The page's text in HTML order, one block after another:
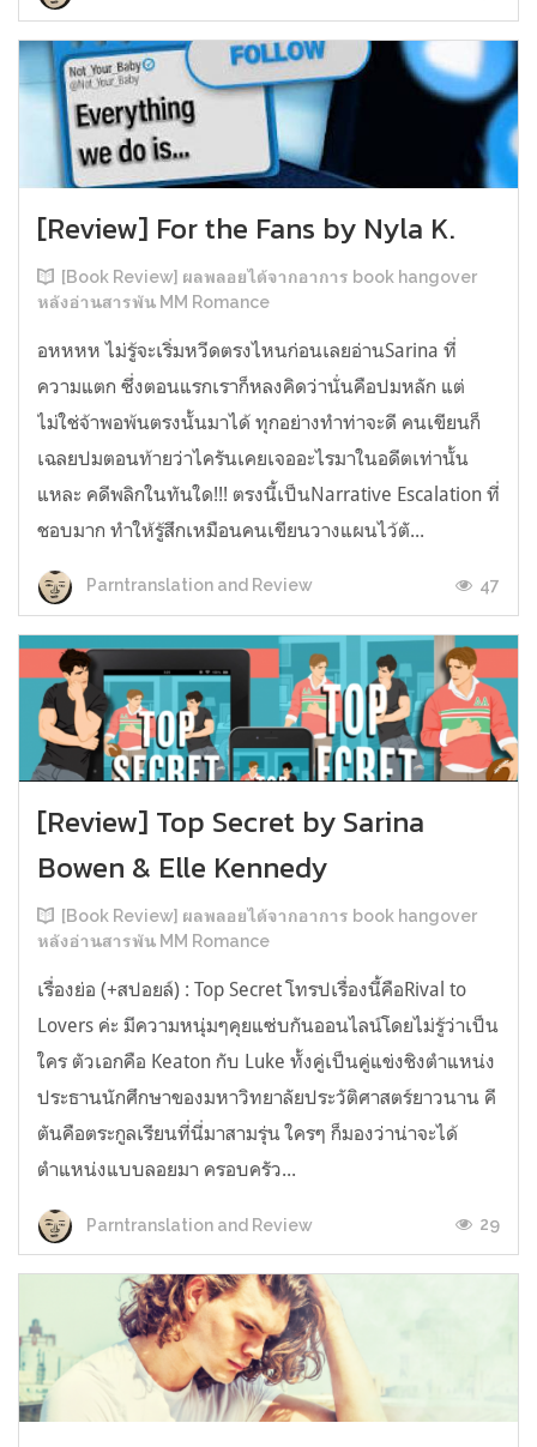
[Review] For the Fans by Nyla K.
[Book Review] ผลพลอยได้จากอาการ book hangover
หลังอ่านสารพัน MM Romance
อหหหห ไม่รู้จะเริ่มหวีดตรงไหนก่อนเลยอ่านSarina ที่
ความแตก ซึ่งตอนแรกเราก็หลงคิดว่านั่นคือปมหลัก แต่
ไม่ใช่จ้าพอพ้นตรงนั้นมาได้ ทุกอย่างทำท่าจะดี คนเขียนก็
เฉลยปมตอนท้ายว่าไครันเคยเจออะไรมาในอดีตเท่านั้น
แหละ คดีพลิกในทันใด!!! ตรงนี้เป็นNarrative Escalation ที่
ชอบมาก ทำให้รู้สึกเหมือนคนเขียนวางแผนไว้ตั...
Parntranslation and Review 47
[Review] Top Secret by Sarina
Bowen & Elle Kennedy
[Book Review] ผลพลอยได้จากอาการ book hangover
หลังอ่านสารพัน MM Romance
เรื่องย่อ (+สปอยล์) : Top Secret โทรปเรื่องนี้คือRival to
Lovers ค่ะ มีความหนุ่มๆคุยแซ่บกันออนไลน์โดยไม่รู้ว่าเป็น
ใคร ตัวเอกคือ Keaton กับ Luke ทั้งคู่เป็นคู่แข่งชิงตำแหน่ง
ประธานนักศึกษาของมหาวิทยาลัยประวัติศาสตร์ยาวนาน คี
ตันคือตระกูลเรียนที่นี่มาสามรุ่น ใครๆ ก็มองว่าน่าจะได้
ตำแหน่งแบบลอยมา ครอบครัว...
Parntranslation and Review 29